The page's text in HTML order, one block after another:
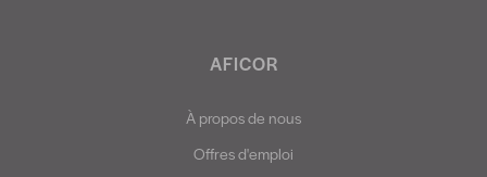
AFICOR
À propos de nous
Offres d'emploi